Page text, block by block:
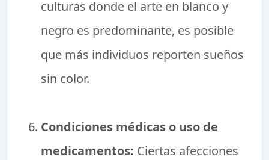
culturas donde el arte en blanco y
negro es predominante, es posible
que más individuos reporten sueños
sin color.
Condiciones médicas o uso de
medicamentos: Ciertas afecciones